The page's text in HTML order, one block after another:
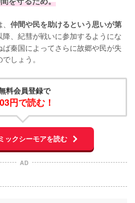
仲間や民を助けるという思いが第
、紀彗が戦いに参加するようにな
秦国によってさらに故郷や民が失
しょう。
料会員登録で
円で読む！
ックシーモアを読む
AD